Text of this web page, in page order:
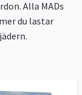
Alla MADs
du lastar